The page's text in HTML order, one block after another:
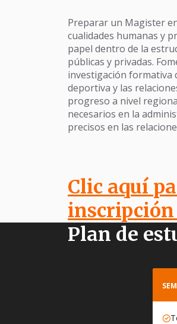
Preparar un Magister
cualidades humanas y
papel dentro de la
públicas y privadas.
investigación formativa
deportiva y las
progreso a nivel
necesarios en la
precisos en las
Clic aquí
inscripción
Plan de